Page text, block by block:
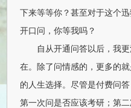
下来等等你？甚至对于这个
开口问，你等我吗？
自从开通问答以后，我
在。除了问情感的，更多的
的人生选择。尽管是付费问
第一次问是否应该考研；第